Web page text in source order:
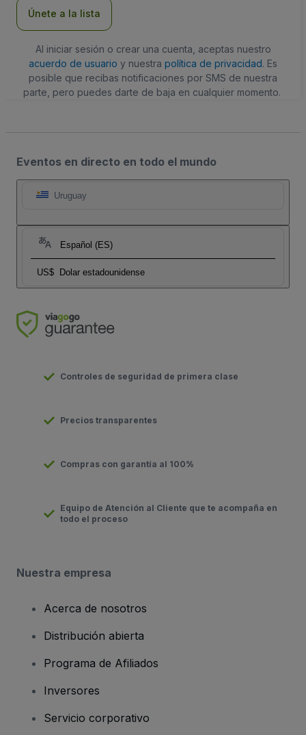
Únete a la lista
Al iniciar sesión o crear una cuenta, aceptas nuestro
acuerdo de usuario y nuestra política de privacidad. Es
posible que recibas notificaciones por SMS de nuestra
parte, pero puedes darte de baja en cualquier momento.
Eventos en directo en todo el mundo
Uruguay
Español (ES)
US$ Dolar estadounidense
Controles de seguridad de primera clase
Precios transparentes
Compras con garantía al 100%
Equipo de Atención al Cliente que te acompaña en
todo el proceso
Nuestra empresa
Acerca de nosotros
Distribución abierta
Programa de Afiliados
Inversores
Servicio corporativo